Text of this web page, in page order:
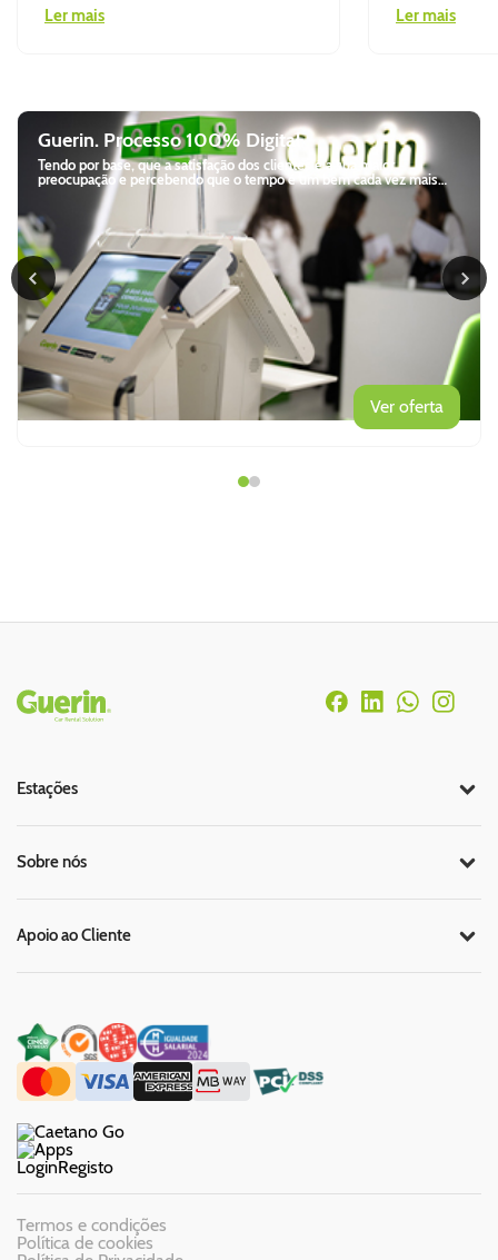
Ler mais
Ler mais
Guerin. Processo 100% Digital
Tendo por base, que a satisfação dos clientes é a sua maior
preocupação e percebendo que o tempo é um bem cada vez mais
precioso, a Guerin decidiu desenvolver um processo de aluguer
100% digital e autónomo. Desde a criação da reserva à devolução do
veículo, todo o processo de aluguer é realizado através de websites,
kiosks e dispensadores, adaptados às necessidades dos clientes.
Ver oferta
Rodapé
Estações
Sobre nós
Apoio ao Cliente
LoginRegisto
Termos e condições
Política de cookies